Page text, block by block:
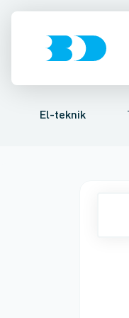
El-teknik
Afbrydere,
Tavler, kapsling
Afgangsbox for